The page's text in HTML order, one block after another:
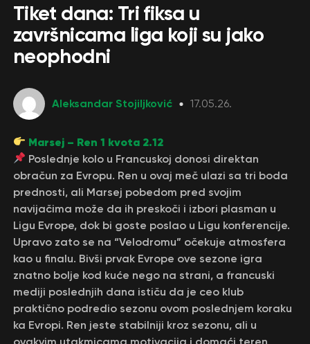
Tiket dana: Tri fiksa u
završnicama liga koji su jako
neophodni
Aleksandar Stojiljković 17.05.26.
Marsej – Ren 1 kvota 2.12
Poslednje kolo u Francuskoj donosi direktan
obračun za Evropu. Ren u ovaj meč ulazi sa tri boda
prednosti, ali Marsej pobedom pred svojim
navijačima može da ih preskoči i izbori plasman u
Ligu Evrope, dok bi goste poslao u Ligu konferencije.
Upravo zato se na “Velodromu” očekuje atmosfera
kao u finalu. Bivši prvak Evrope ove sezone igra
znatno bolje kod kuće nego na strani, a francuski
mediji poslednjih dana ističu da je ceo klub
praktično podredio sezonu ovom poslednjem koraku
ka Evropi. Ren jeste stabilniji kroz sezonu, ali u
ovakvim utakmicama motivacija i domaći teren